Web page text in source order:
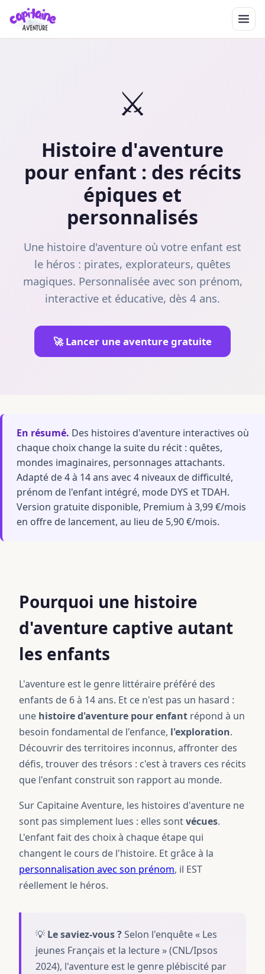
⚔️
Histoire d'aventure
pour enfant : des récits
épiques et
personnalisés
Une histoire d'aventure où votre enfant est
le héros : pirates, explorateurs, quêtes
magiques. Personnalisée avec son prénom,
interactive et éducative, dès 4 ans.
🚀 Lancer une aventure gratuite
En résumé. Des histoires d'aventure interactives où
chaque choix change la suite du récit : quêtes,
mondes imaginaires, personnages attachants.
Adapté de 4 à 14 ans avec 4 niveaux de difficulté,
prénom de l'enfant intégré, mode DYS et TDAH.
Version gratuite disponible, Premium à 3,99 €/mois
en offre de lancement, au lieu de 5,90 €/mois.
Pourquoi une histoire
d'aventure captive autant
les enfants
L'aventure est le genre littéraire préféré des
enfants de 6 à 14 ans. Et ce n'est pas un hasard :
une histoire d'aventure pour enfant répond à un
besoin fondamental de l'enfance, l'exploration.
Découvrir des territoires inconnus, affronter des
défis, trouver des trésors : c'est à travers ces récits
que l'enfant construit son rapport au monde.
Sur Capitaine Aventure, les histoires d'aventure ne
sont pas simplement lues : elles sontvécues.
L'enfant fait des choix à chaque étape qui
changent le cours de l'histoire. Et grâce à la
personnalisation avec son prénom, il EST
réellement le héros.
💡 Le saviez-vous ?Selon l'enquête « Les
jeunes Français et la lecture » (CNL/Ipsos
2024), l'aventure est le genre plébiscité par